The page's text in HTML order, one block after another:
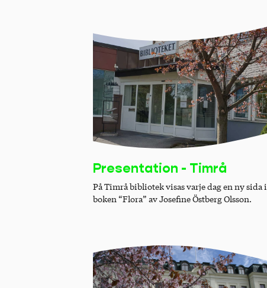
Presentation - Timrå
På Timrå bibliotek visas varje dag en ny sida i
boken “Flora” av Josefine Östberg Olsson.